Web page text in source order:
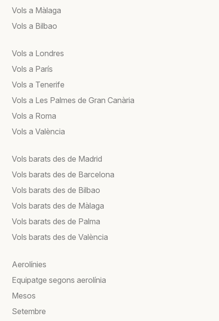
Vols a Màlaga
Vols a Bilbao
Vols a Londres
Vols a París
Vols a Tenerife
Vols a Les Palmes de Gran Canària
Vols a Roma
Vols a València
Vols barats des de Madrid
Vols barats des de Barcelona
Vols barats des de Bilbao
Vols barats des de Màlaga
Vols barats des de Palma
Vols barats des de València
Aerolínies
Equipatge segons aerolínia
Mesos
Setembre